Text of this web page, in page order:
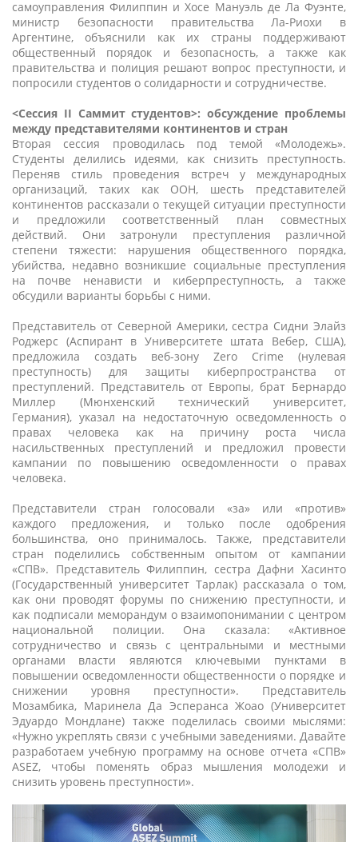
самоуправления Филиппин и Хосе Мануэль де Ла Фуэнте,
министр безопасности правительства Ла-Риохи в
Аргентине, объяснили как их страны поддерживают
общественный порядок и безопасность, а также как
правительства и полиция решают вопрос преступности, и
попросили студентов о солидарности и сотрудничестве.
<Сессия II Саммит студентов>: обсуждение проблемы
между представителями континентов и стран
Вторая сессия проводилась под темой «Молодежь».
Студенты делились идеями, как снизить преступность.
Переняв стиль проведения встреч у международных
организаций, таких как ООН, шесть представителей
континентов рассказали о текущей ситуации преступности
и предложили соответственный план совместных
действий. Они затронули преступления различной
степени тяжести: нарушения общественного порядка,
убийства, недавно возникшие социальные преступления
на почве ненависти и киберпреступность, а также
обсудили варианты борьбы с ними.
Представитель от Северной Америки, сестра Сидни Элайз
Роджерс (Аспирант в Университете штата Вебер, США),
предложила создать веб-зону Zero Crime (нулевая
преступность) для защиты киберпространства от
преступлений. Представитель от Европы, брат Бернардо
Миллер (Мюнхенский технический университет,
Германия), указал на недостаточную осведомленность о
правах человека как на причину роста числа
насильственных преступлений и предложил провести
кампании по повышению осведомленности о правах
человека.
Представители стран голосовали «за» или «против»
каждого предложения, и только после одобрения
большинства, оно принималось. Также, представители
стран поделились собственным опытом от кампании
«СПВ». Представитель Филиппин, сестра Дафни Хасинто
(Государственный университет Тарлак) рассказала о том,
как они проводят форумы по снижению преступности, и
как подписали меморандум о взаимопонимании с центром
национальной полиции. Она сказала: «Активное
сотрудничество и связь с центральными и местными
органами власти являются ключевыми пунктами в
повышении осведомленности общественности о порядке и
снижении уровня преступности». Представитель
Мозамбика, Маринела Да Эсперанса Жоао (Университет
Эдуардо Мондлане) также поделилась своими мыслями:
«Нужно укреплять связи с учебными заведениями. Давайте
разработаем учебную программу на основе отчета «СПВ»
ASEZ, чтобы поменять образ мышления молодежи и
снизить уровень преступности».